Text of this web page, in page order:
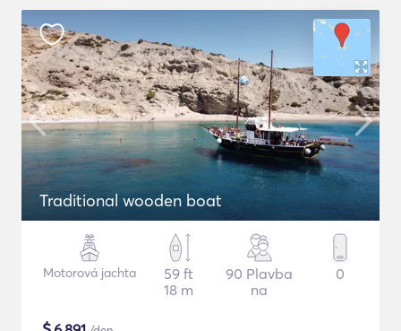
Traditional wooden boat
Motorová jachta
59 ft
18 m
90 Plavba
na
0